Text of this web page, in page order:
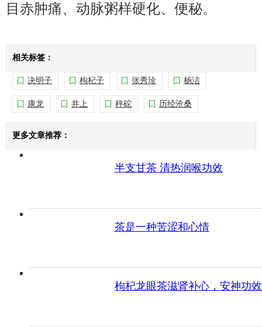
目赤肿痛、动脉粥样硬化、便秘。
相关标签：
决明子 枸杞子 张秀珍 杨洁
康龙 井上 秤砣 历经沧桑
更多文章推荐：
半支甘茶 清热润喉功效
茶是一种苦涩和心情
枸杞龙眼茶滋肾补心，安神功效